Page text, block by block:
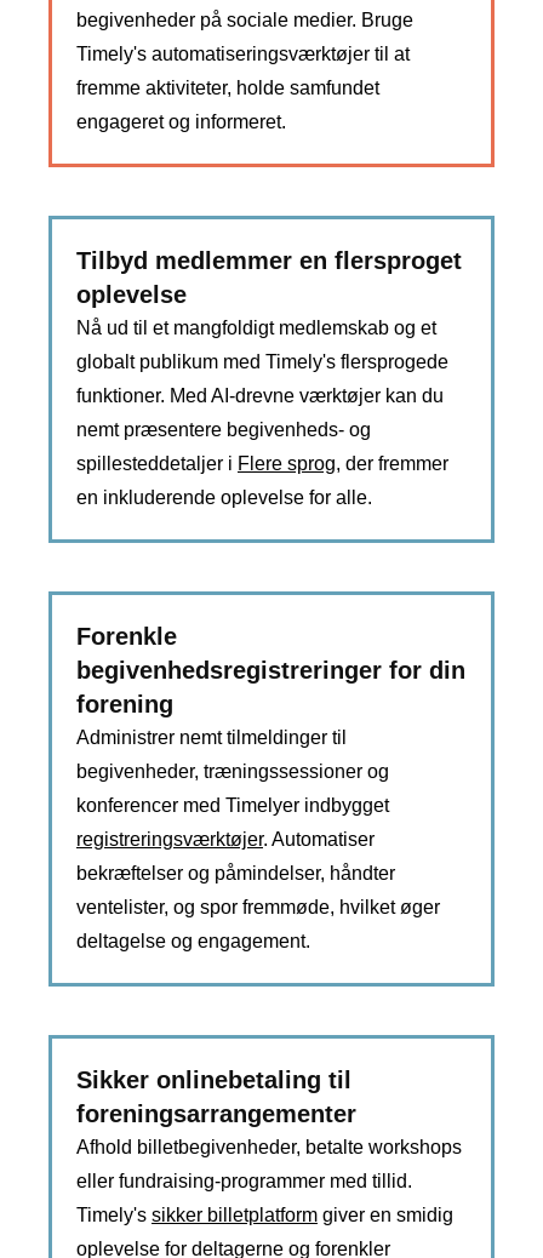
begivenheder på sociale medier. Bruge
Timely's automatiseringsværktøjer til at
fremme aktiviteter, holde samfundet
engageret og informeret.
Tilbyd medlemmer en flersproget
oplevelse
Nå ud til et mangfoldigt medlemskab og et
globalt publikum med Timely's flersprogede
funktioner. Med AI-drevne værktøjer kan du
nemt præsentere begivenheds- og
spillesteddetaljer i Flere sprog, der fremmer
en inkluderende oplevelse for alle.
Forenkle
begivenhedsregistreringer for din
forening
Administrer nemt tilmeldinger til
begivenheder, træningssessioner og
konferencer med Timelyer indbygget
registreringsværktøjer. Automatiser
bekræftelser og påmindelser, håndter
ventelister, og spor fremmøde, hvilket øger
deltagelse og engagement.
Sikker onlinebetaling til
foreningsarrangementer
Afhold billetbegivenheder, betalte workshops
eller fundraising-programmer med tillid.
Timely's sikker billetplatform giver en smidig
oplevelse for deltagerne og forenkler